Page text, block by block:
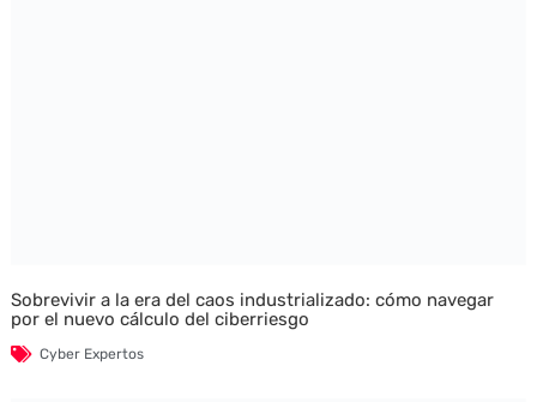
Sobrevivir a la era del caos industrializado: cómo navegar
por el nuevo cálculo del ciberriesgo
Cyber Expertos